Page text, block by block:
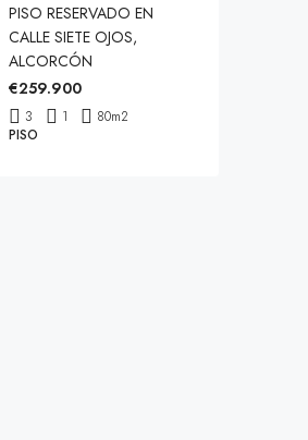
PISO RESERVADO EN
CALLE SIETE OJOS,
ALCORCÓN
€259.900
3 1 80m2
PISO